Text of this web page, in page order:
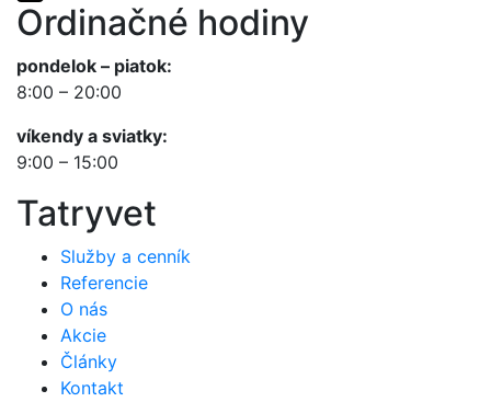
Ordinačné hodiny
pondelok – piatok:
8:00 – 20:00
víkendy a sviatky:
9:00 – 15:00
Tatryvet
Služby a cenník
Referencie
O nás
Akcie
Články
Kontakt